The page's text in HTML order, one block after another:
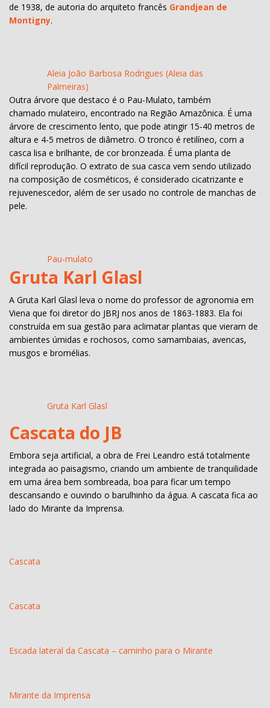
de 1938, de autoria do arquiteto francês Grandjean de
Montigny.
Aleia João Barbosa Rodrigues (Aleia das
Palmeiras)
Outra árvore que destaco é o Pau-Mulato, também
chamado mulateiro, encontrado na Região Amazônica. É uma
árvore de crescimento lento, que pode atingir 15-40 metros de
altura e 4-5 metros de diâmetro. O tronco é retilíneo, com a
casca lisa e brilhante, de cor bronzeada. É uma planta de
difícil reprodução. O extrato de sua casca vem sendo utilizado
na composição de cosméticos, é considerado cicatrizante e
rejuvenescedor, além de ser usado no controle de manchas de
pele.
Pau-mulato
Gruta Karl Glasl
A Gruta Karl Glasl leva o nome do professor de agronomia em
Viena que foi diretor do JBRJ nos anos de 1863-1883. Ela foi
construída em sua gestão para aclimatar plantas que vieram de
ambientes úmidas e rochosos, como samambaias, avencas,
musgos e bromélias.
Gruta Karl Glasl
Cascata do JB
Embora seja artificial, a obra de Frei Leandro está totalmente
integrada ao paisagismo, criando um ambiente de tranquilidade
em uma área bem sombreada, boa para ficar um tempo
descansando e ouvindo o barulhinho da água. A cascata fica ao
lado do Mirante da Imprensa.
Cascata
Cascata
Escada lateral da Cascata – caminho para o Mirante
Mirante da Imprensa